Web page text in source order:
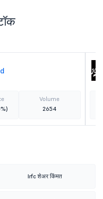
Volume
2654
Irfc शेअर किंमत